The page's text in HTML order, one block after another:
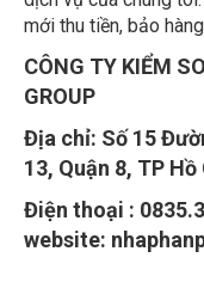
mới thu tiền, bảo
CÔNG TY KIỂM
GROUP
Địa chỉ: Số 15
13, Quận 8, TP
Điện thoại :
website: